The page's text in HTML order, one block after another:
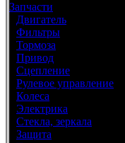
Запчасти
Двигатель
Фильтры
Тормоза
Привод
Сцепление
Рулевое управление
Колеса
Электрика
Стекла, зеркала
Защита